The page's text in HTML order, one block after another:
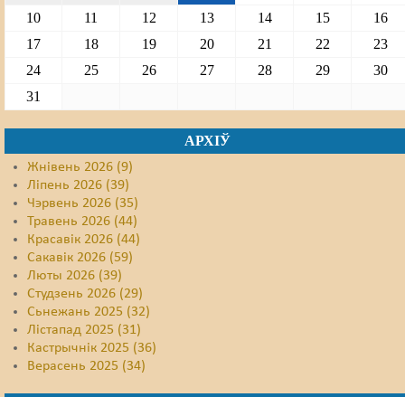
10
11 12 13 14 15
16
17
18 19 20 21 22
23
24
25 26 27 28 29
30
31
АРХІЎ
Жнівень 2026 (9)
Ліпень 2026 (39)
Чэрвень 2026 (35)
Травень 2026 (44)
Красавік 2026 (44)
Сакавік 2026 (59)
Люты 2026 (39)
Студзень 2026 (29)
Сьнежань 2025 (32)
Лістапад 2025 (31)
Кастрычнік 2025 (36)
Верасень 2025 (34)